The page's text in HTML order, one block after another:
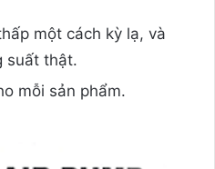
một cách kỳ lạ, và
suất thật.
mỗi sản phẩm.